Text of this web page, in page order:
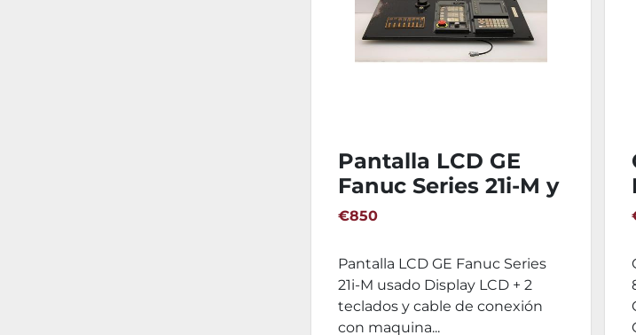
Pantalla LCD GE
Fanuc Series 21i-M y
teclados
€850
Pantalla LCD GE Fanuc Series
21i-M usado Display LCD + 2
teclados y cable de conexión
con maquina...